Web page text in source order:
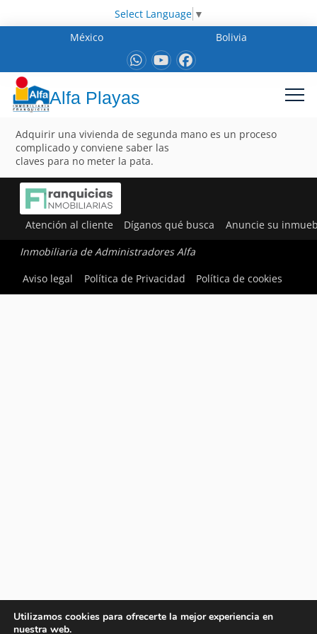
Select Language ▼
México
Bolivia
Alfa Playas
Adquirir una vivienda de segunda mano es un proceso
complicado y conviene saber las
claves para no meter la pata.
Atención al cliente Díganos qué busca Anuncie su
Inmobiliaria de Administradores Alfa
Aviso legal
Política de Privacidad Política de cookies
Utilizamos cookies para ofrecerte la mejor experiencia en
nuestra web.